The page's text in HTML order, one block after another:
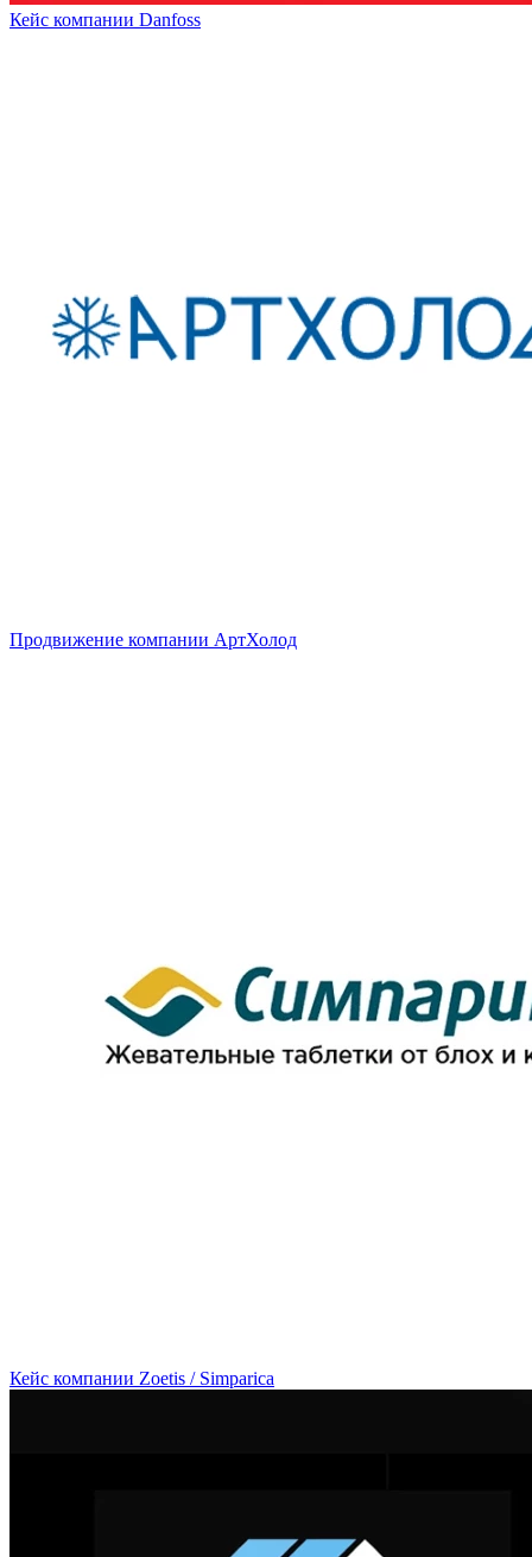
Кейс компании Danfoss
Продвижение компании АртХолод
Кейс компании Zoetis / Simparica